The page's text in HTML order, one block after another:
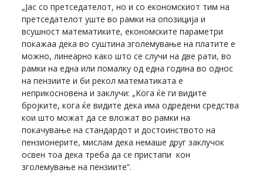
„Јас со претседателот, но и со економскиот тим на
претседателот уште во рамки на опозиција и
всушност математиките, економските параметри
покажаа дека во суштина зголемување на платите е
можно, линеарно како што се случи на две рати, во
рамки на една или помалку од една година во однос
на пензиите и би рекол математиката е
неприкосновена и заклучи: „Kога ќе ги видите
бројките, кога ќе видите дека има одредени средства
кои што можат да се вложат во рамки на
покачување на стандардот и достоинството на
пензионерите, мислам дека немаше друг заклучок
освен тоа дека треба да се пристапи кон
зголемување на пензиите“.